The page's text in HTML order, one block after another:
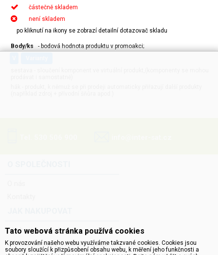
částečně skladem
není skladem
po kliknutí na ikony se zobrazí detailní dotazovač skladu
Body/ks
- bodová hodnota produktu v promoakci;
Obchodní podmínky
Zásady ochrany osobních údajů
Tato webová stránka používá cookies
K provozování našeho webu využíváme takzvané cookies. Cookies jsou
soubory sloužící k přizpůsobení obsahu webu, k měření jeho funkčnosti a